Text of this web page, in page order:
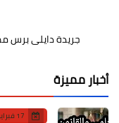
جريدة دايلى برس
أخبار مميزة
17 فبراير 2023